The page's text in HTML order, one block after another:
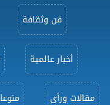
فن وثقافة
أخبار عالمية
مقالات ورأى